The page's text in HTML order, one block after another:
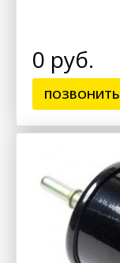
0 руб.
ПОЗВОНИТЬ